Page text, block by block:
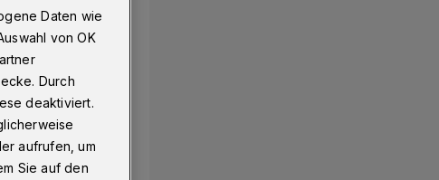
Daten wie
von OK
Durch
deaktiviert.
aufrufen, um
Sie auf den